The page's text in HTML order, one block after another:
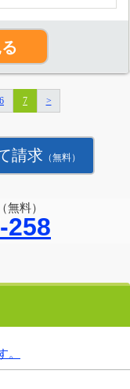
6 7 >
請求 （無料）
無料）
258
。